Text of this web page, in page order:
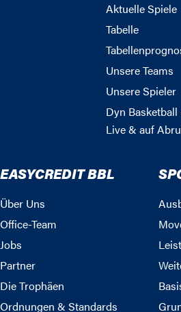
Aktuelle Spiele
Tabelle
Unsere Teams
Unsere Spieler
Dyn Basketball
Live & auf
EASYCREDIT BBL
Über Uns
Office-Team
Jobs
Partner
Die Trophäen
Ordnungen & Standards